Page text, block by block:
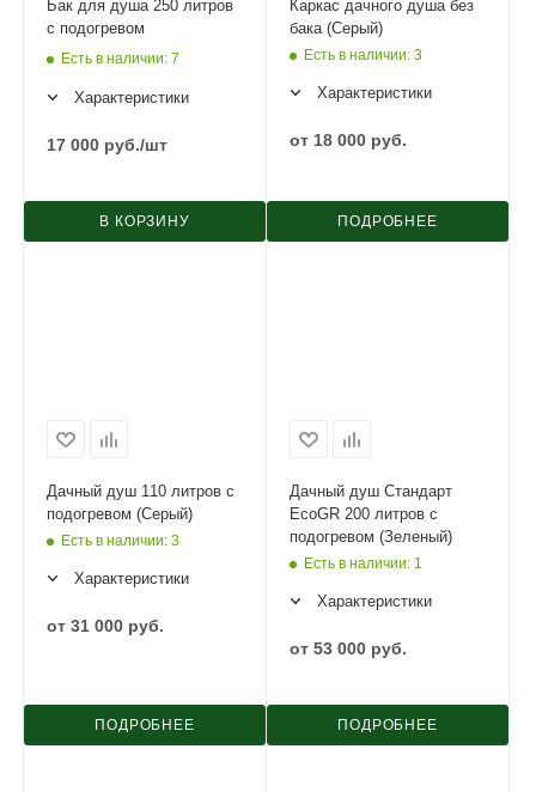
Бак для душа 250 литров
с подогревом
Есть в наличии: 7
Характеристики
17 000 руб./шт
В КОРЗИНУ
Каркас дачного душа без
бака (Серый)
Есть в наличии: 3
Характеристики
от 18 000 руб.
ПОДРОБНЕЕ
Дачный душ 110 литров с
подогревом (Серый)
Есть в наличии: 3
Характеристики
от 31 000 руб.
ПОДРОБНЕЕ
Дачный душ Стандарт
EcoGR 200 литров с
подогревом (Зеленый)
Есть в наличии: 1
Характеристики
от 53 000 руб.
ПОДРОБНЕЕ